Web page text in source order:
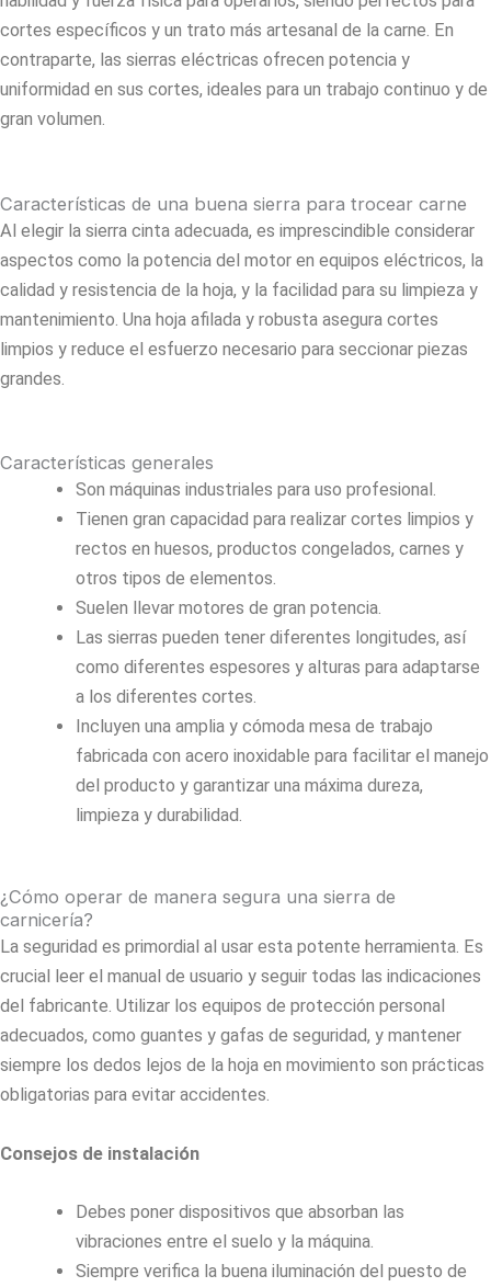
cortes específicos y un trato más artesanal de la carne. En
contraparte, las sierras eléctricas ofrecen potencia y
uniformidad en sus cortes, ideales para un trabajo continuo y de
gran volumen.
Características de una buena sierra para trocear carne
Al elegir la sierra cinta adecuada, es imprescindible considerar
aspectos como la potencia del motor en equipos eléctricos, la
calidad y resistencia de la hoja, y la facilidad para su limpieza y
mantenimiento. Una hoja afilada y robusta asegura cortes
limpios y reduce el esfuerzo necesario para seccionar piezas
grandes.
Características generales
Son máquinas industriales para uso profesional.
Tienen gran capacidad para realizar cortes limpios y
rectos en huesos, productos congelados, carnes y
otros tipos de elementos.
Suelen llevar motores de gran potencia.
Las sierras pueden tener diferentes longitudes, así
como diferentes espesores y alturas para adaptarse
a los diferentes cortes.
Incluyen una amplia y cómoda mesa de trabajo
fabricada con acero inoxidable para facilitar el manejo
del producto y garantizar una máxima dureza,
limpieza y durabilidad.
¿Cómo operar de manera segura una sierra de
carnicería?
La seguridad es primordial al usar esta potente herramienta. Es
crucial leer el manual de usuario y seguir todas las indicaciones
del fabricante. Utilizar los equipos de protección personal
adecuados, como guantes y gafas de seguridad, y mantener
siempre los dedos lejos de la hoja en movimiento son prácticas
obligatorias para evitar accidentes.
Consejos de instalación
Debes poner dispositivos que absorban las
vibraciones entre el suelo y la máquina.
Siempre verifica la buena iluminación del puesto de